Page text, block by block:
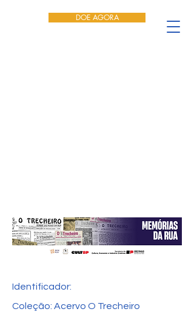
DOE AGORA
Identificador:
Coleção: Acervo O Trecheiro